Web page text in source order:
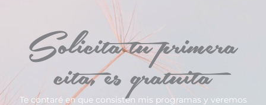
Solicita tu primera
cita, es gratuita
Te contaré en que consisten mis programas y veremos